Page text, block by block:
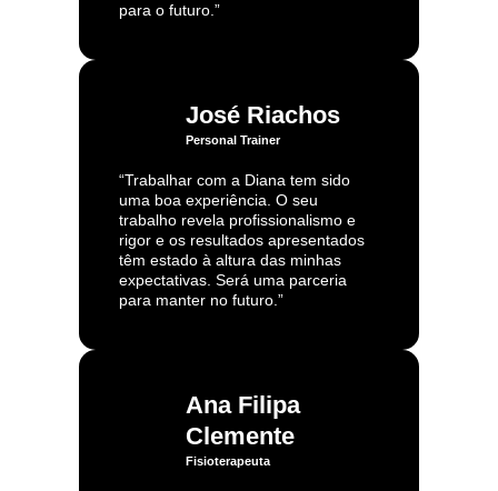
para o futuro.”
José Riachos
Personal Trainer
“Trabalhar com a Diana tem sido
uma boa experiência. O seu
trabalho revela profissionalismo e
rigor e os resultados apresentados
têm estado à altura das minhas
expectativas. Será uma parceria
para manter no futuro.”
Ana Filipa
Clemente
Fisioterapeuta